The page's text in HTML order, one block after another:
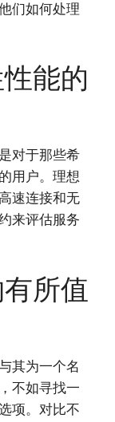
们如何处理
能的
对于那些希
用户。理想
速连接和无
来评估服务
所值
其为一个名
不如寻找一
项。对比不